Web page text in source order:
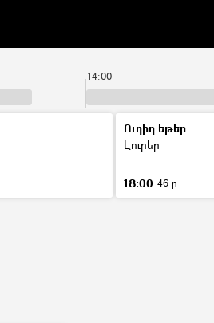
14:00
Ուղիղ եթեր
Լուրեր
18:00 46 ր